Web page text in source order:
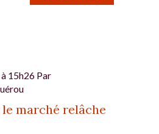
15h26 Par
marché relâche